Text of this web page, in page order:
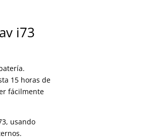
i73
15 horas de
fácilmente
usando